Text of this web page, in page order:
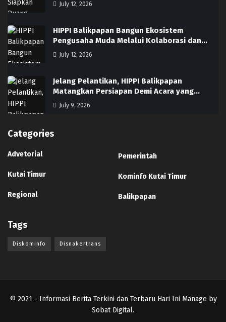
July 12, 2026
HIPPI Balikpapan Bangun Ekosistem
Pengusaha Muda Melalui Kolaborasi dan…
July 12, 2026
Jelang Pelantikan, HIPPI Balikpapan
Matangkan Persiapan Demi Acara yang…
July 9, 2026
Categories
Advetorial
Kutai Timur
Regional
Pemerintah
Kominfo Kutai Timur
Balikpapan
Tags
Diskominfo Disnakertrans
© 2021 - Informasi Berita Terkini dan Terbaru Hari Ini Manage by
Sobat Digital.